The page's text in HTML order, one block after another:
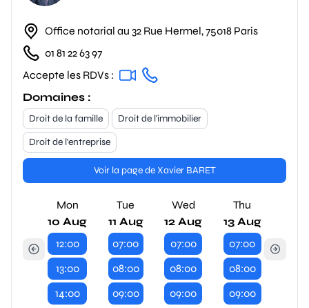
Office notarial au 32 Rue Hermel, 75018 Paris
01 81 22 63 97
Accepte les RDVs :
Domaines :
Droit de la famille
Droit de l'immobilier
Droit de l'entreprise
Voir la page de Xavier BARET
Mon
10 Aug
12:00
13:00
14:00
Tue
11 Aug
07:00
08:00
09:00
Wed
12 Aug
07:00
08:00
09:00
Thu
13 Aug
07:00
08:00
09:00